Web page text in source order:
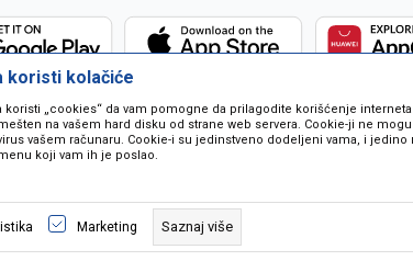
proizvoda, prikazu slika i samih cijena ali ne možemo
i ne podrazumjeva se da su dostupni u svakom trenutku.
pozivom na broj 067259021.
©2026www.mil-pop.com, IzradaNB SOFT. Sva prava zadržana.
koristi kolačiće
koristi „cookies“ da vam pomogne da prilagodite korišćenje
na vašem hard disku od strane web servera. Cookie-ji ne
vašem računaru. Cookie-i su jedinstveno dodeljeni vama, i
koji vam ih je poslao.
Marketing Saznaj više